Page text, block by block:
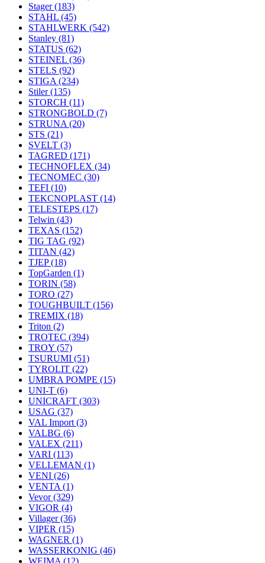
Stager(183)
STAHL (45)
STAHLWERK (542)
Stanley (81)
STATUS (62)
STEINEL (36)
STELS (92)
STIGA (234)
Stiler(135)
STORCH (11)
STRONGBOLD (7)
STRUNA (20)
STS (21)
SVELT (3)
TAGRED (171)
TECHNOFLEX (34)
TECNOMEC (30)
TEFI (10)
TEKCNOPLAST (14)
TELESTEPS (17)
Telwin (43)
TEXAS (152)
TIG TAG (92)
TITAN (42)
TJEP(18)
TopGarden (1)
TORIN (58)
TORO (27)
TOUGHBUILT (156)
TREMIX (18)
Triton (2)
TROTEC (394)
TROY (57)
TSURUMI (51)
TYROLIT (22)
UMBRA POMPE (15)
UNI-T (6)
UNICRAFT (303)
USAG (37)
VAL Import (3)
VALBG (6)
VALEX (211)
VARI (113)
VELLEMAN (1)
VENI (26)
VENTA (1)
Vevor(329)
VIGOR (4)
Villager(36)
VIPER (15)
WAGNER (1)
WASSERKONIG (46)
WEIMA (12)